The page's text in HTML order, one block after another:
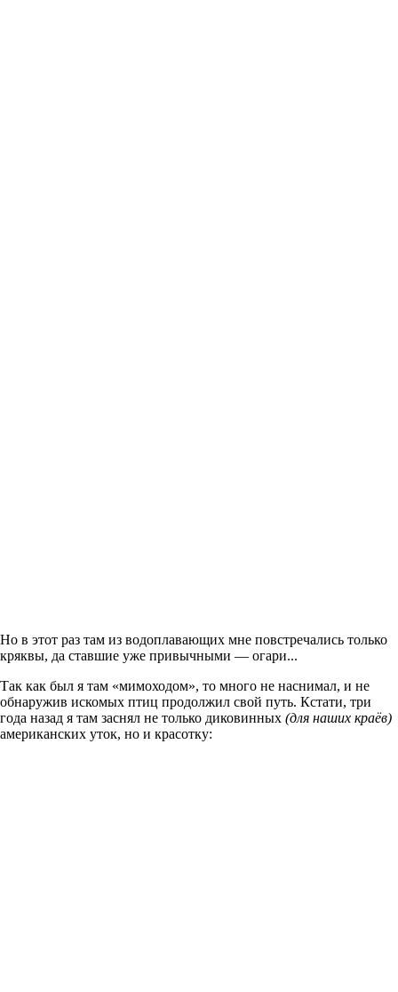
Но в этот раз там из водоплавающих мне повстречались только
кряквы, да ставшие уже привычными — огари...
Так как был я там «мимоходом», то много не наснимал, и не
обнаружив искомых птиц продолжил свой путь. Кстати, три
года назад я там заснял не только диковинных (для наших краёв)
американских уток, но и красотку: